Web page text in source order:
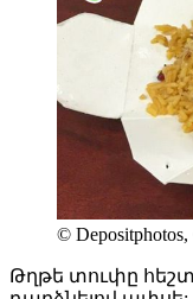
©
Թղթե տուփը